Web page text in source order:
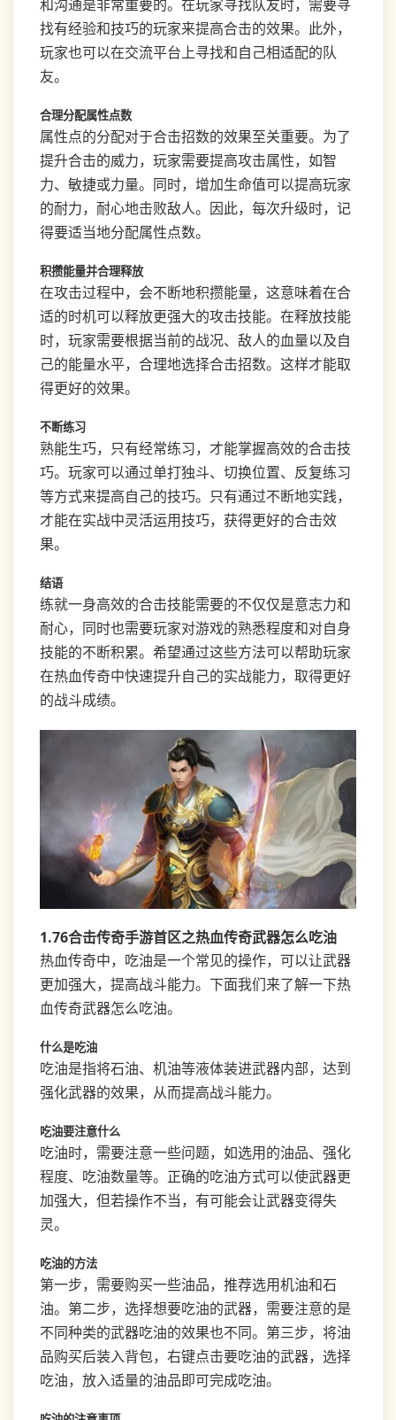
和沟通是非常重要的。在玩家寻找队友时，需要寻
找有经验和技巧的玩家来提高合击的效果。此外，
玩家也可以在交流平台上寻找和自己相适配的队
友。
合理分配属性点数
属性点的分配对于合击招数的效果至关重要。为了
提升合击的威力，玩家需要提高攻击属性，如智
力、敏捷或力量。同时，增加生命值可以提高玩家
的耐力，耐心地击败敌人。因此，每次升级时，记
得要适当地分配属性点数。
积攒能量并合理释放
在攻击过程中，会不断地积攒能量，这意味着在合
适的时机可以释放更强大的攻击技能。在释放技能
时，玩家需要根据当前的战况、敌人的血量以及自
己的能量水平，合理地选择合击招数。这样才能取
得更好的效果。
不断练习
熟能生巧，只有经常练习，才能掌握高效的合击技
巧。玩家可以通过单打独斗、切换位置、反复练习
等方式来提高自己的技巧。只有通过不断地实践，
才能在实战中灵活运用技巧，获得更好的合击效
果。
结语
练就一身高效的合击技能需要的不仅仅是意志力和
耐心，同时也需要玩家对游戏的熟悉程度和对自身
技能的不断积累。希望通过这些方法可以帮助玩家
在热血传奇中快速提升自己的实战能力，取得更好
的战斗成绩。
1.76合击传奇手游首区之热血传奇武器怎么吃油
热血传奇中，吃油是一个常见的操作，可以让武器
更加强大，提高战斗能力。下面我们来了解一下热
血传奇武器怎么吃油。
什么是吃油
吃油是指将石油、机油等液体装进武器内部，达到
强化武器的效果，从而提高战斗能力。
吃油要注意什么
吃油时，需要注意一些问题，如选用的油品、强化
程度、吃油数量等。正确的吃油方式可以使武器更
加强大，但若操作不当，有可能会让武器变得失
灵。
吃油的方法
第一步，需要购买一些油品，推荐选用机油和石
油。第二步，选择想要吃油的武器，需要注意的是
不同种类的武器吃油的效果也不同。第三步，将油
品购买后装入背包，右键点击要吃油的武器，选择
吃油，放入适量的油品即可完成吃油。